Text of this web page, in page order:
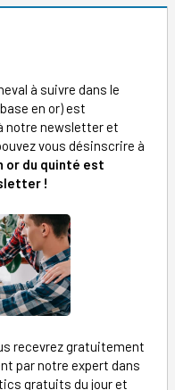
à suivre dans le
en or) est
notre newsletter et
vous désinscrire à
or du quinté est
!
recevrez gratuitement
par notre expert dans
gratuits du jour et